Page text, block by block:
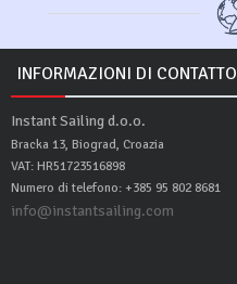
INFORMAZIONI DI CONTATTO
Instant Sailing d.o.o.
Bracka 13, Biograd, Croazia
VAT: HR51723516898
Numero di telefono: +385 95 802 8681
info@instantsailing.com